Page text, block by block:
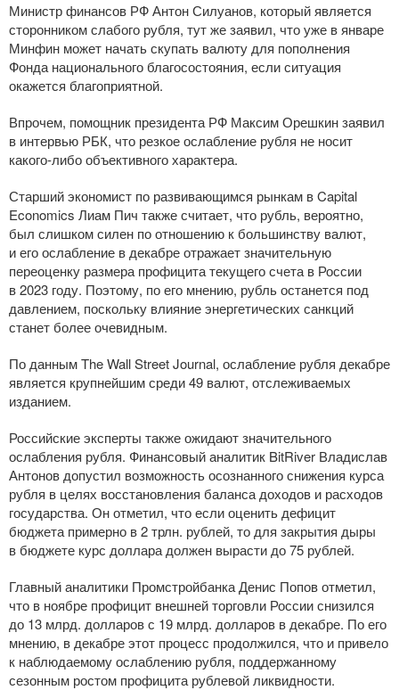
Министр финансов РФ Антон Силуанов, который является
сторонником слабого рубля, тут же заявил, что уже в январе
Минфин может начать скупать валюту для пополнения
Фонда национального благосостояния, если ситуация
окажется благоприятной.
Впрочем, помощник президента РФ Максим Орешкин заявил
в интервью РБК, что резкое ослабление рубля не носит
какого-либообъективного характера.
Старший экономист по развивающимся рынкам в Capital
Economics Лиам Пич также считает, что рубль, вероятно,
был слишком силен по отношению к большинству валют,
и его ослабление в декабре отражает значительную
переоценку размера профицита текущего счета в России
в 2023 году. Поэтому, по его мнению, рубль останется под
давлением, поскольку влияние энергетических санкций
станет более очевидным.
По данным The Wall Street Journal, ослабление рубля декабре
является крупнейшим среди 49 валют, отслеживаемых
изданием.
Российские эксперты также ожидают значительного
ослабления рубля. Финансовый аналитик BitRiver Владислав
Антонов допустил возможность осознанного снижения курса
рубля в целях восстановления баланса доходов и расходов
государства. Он отметил, что если оценить дефицит
бюджета примерно в 2 трлн. рублей, то для закрытия дыры
в бюджете курс доллара должен вырасти до 75 рублей.
Главный аналитики Промстройбанка Денис Попов отметил,
что в ноябре профицит внешней торговли России снизился
до 13 млрд. долларов с 19 млрд. долларов в декабре. По его
мнению, в декабре этот процесс продолжился, что и привело
к наблюдаемому ослаблению рубля, поддержанному
сезонным ростом профицита рублевой ликвидности.